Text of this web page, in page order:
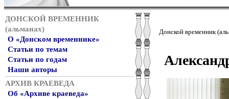
ДОНСКОЙ ВРЕМЕННИК
(альманах)
О «Донском временнике»
Статьи по темам
Статьи по годам
Наши авторы
АРХИВ КРАЕВЕДА
Об «Архиве краеведа»
Донской временник